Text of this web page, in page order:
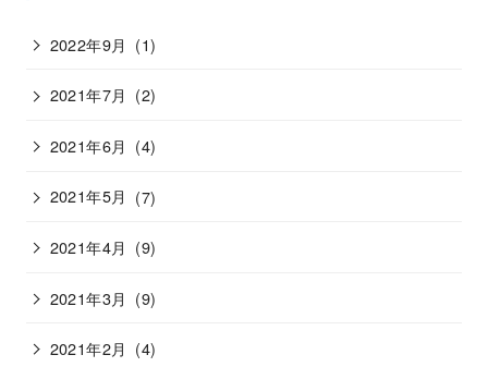
2022年9月 (1)
2021年7月 (2)
2021年6月 (4)
2021年5月 (7)
2021年4月 (9)
2021年3月 (9)
2021年2月 (4)